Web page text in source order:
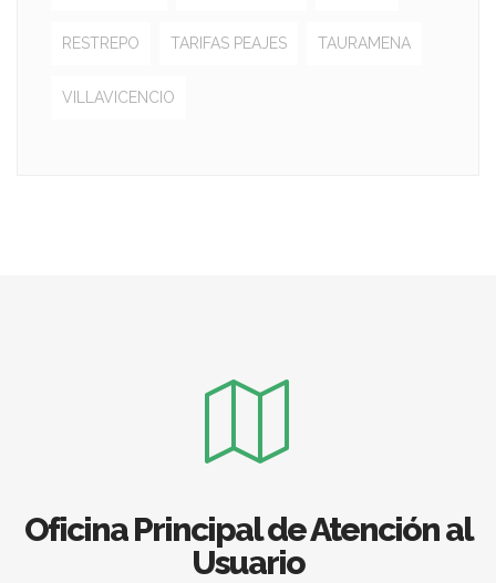
RESTREPO TARIFAS PEAJES TAURAMENA
VILLAVICENCIO
Oficina Principal de Atención al
Usuario